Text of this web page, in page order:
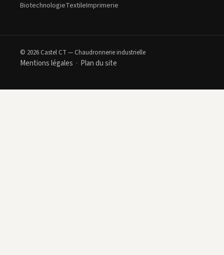
BiotechnologieTextileImprimerie
© 2026 Castel CT — Chaudronnerie industrielle
Mentions légales · Plan du site